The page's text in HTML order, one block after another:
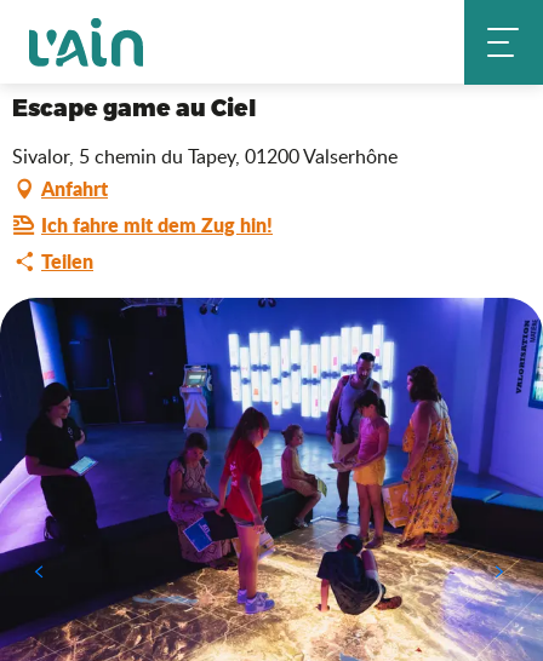
contenu
principal
Startseite
Escape game au Ciel
Sivalor, 5 chemin du Tapey, 01200 Valserhône
Anfahrt
Ich fahre mit dem Zug hin!
Teilen